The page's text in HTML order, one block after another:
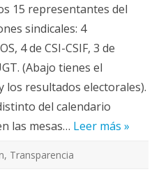
15 representantes del
sindicales: 4
4 de CSI-CSIF, 3 de
(Abajo tienes el
resultados electorales).
del calendario
las mesas… Leer más »
, Transparencia